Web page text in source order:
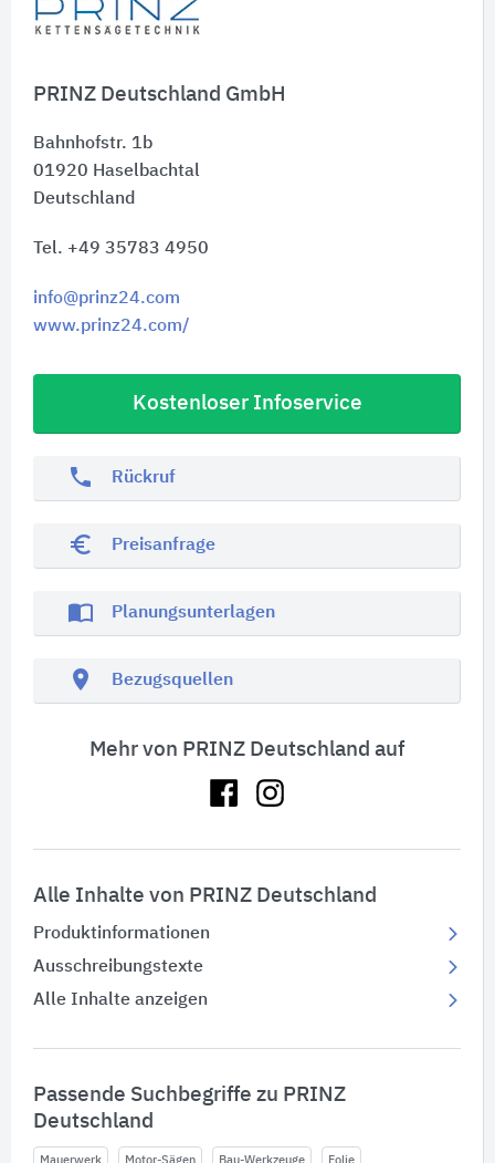
PRINZ Deutschland GmbH
Bahnhofstr. 1b
01920 Haselbachtal
Deutschland
Tel. +49 35783 4950
info@prinz24.com
www.prinz24.com/
Kostenloser Infoservice
phone Rückruf
euro_symbol Preisanfrage
import_contacts Planungsunterlagen
location_on Bezugsquellen
Mehr von PRINZ Deutschland auf
Alle Inhalte von PRINZ Deutschland
Produktinformationen
Ausschreibungstexte
Alle Inhalte anzeigen
Passende Suchbegriffe zu PRINZ
Deutschland
Mauerwerk Motor-Sägen Bau-Werkzeuge Folie
Schnelleinstiege